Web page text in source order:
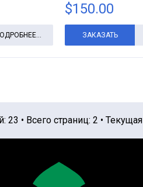
$150.00
ЗАКАЗАТЬ
23 • Всего страниц: 2 •